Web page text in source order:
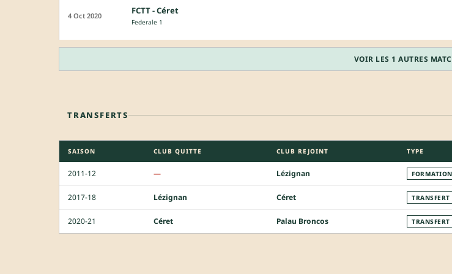
4 Oct 2020 FCTT - Céret
Federale 1
VOIR LES 1 AUTRES
TRANSFERTS
SAISON CLUB QUITTE CLUB REJOINT TYPE
2011-12 — Lézignan FORMATION
2017-18 Lézignan Céret TRANSFERT
2020-21 Céret Palau Broncos TRANSFERT